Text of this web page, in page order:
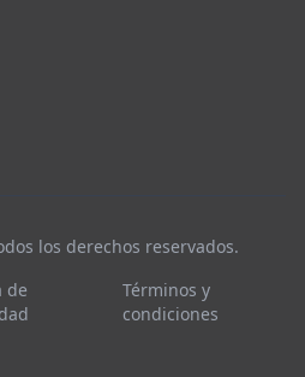
los derechos reservados.
de
Términos y
condiciones